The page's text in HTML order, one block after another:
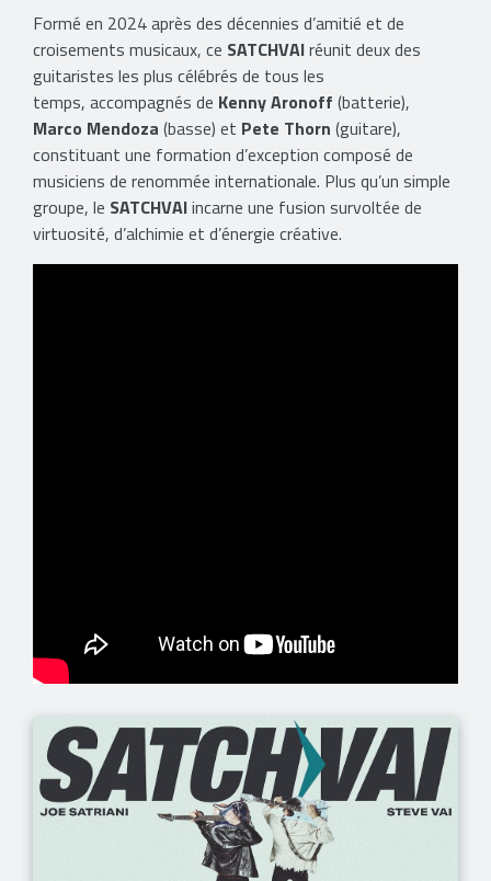
Formé en 2024 après des décennies d’amitié et de
croisements musicaux, ce SATCHVAIréunit deux des
guitaristes les plus célébrés de tous les
temps, accompagnés de Kenny Aronoff (batterie),
Marco Mendoza (basse) et Pete Thorn (guitare),
constituant une formation d’exception composé de
musiciens de renommée internationale. Plus qu’un simple
groupe, le SATCHVAIincarne une fusion survoltée de
virtuosité, d’alchimie et d’énergie créative.